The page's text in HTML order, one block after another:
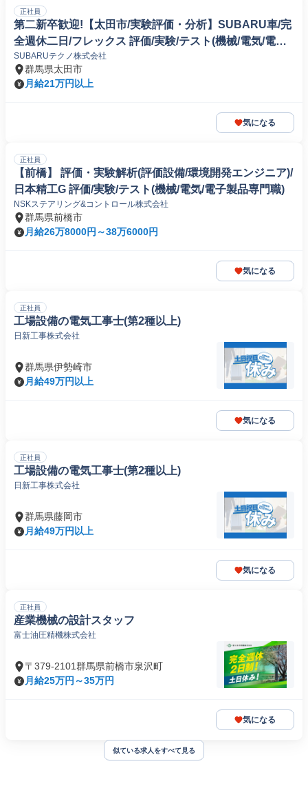
正社員
第二新卒歓迎!【太田市/実験評価・分析】SUBARU車/完
全週休二日/フレックス 評価/実験/テスト(機械/電気/電子
製品専門職)
SUBARUテクノ株式会社
群馬県太田市
月給21万円以上
気になる
正社員
【前橋】 評価・実験解析(評価設備/環境開発エンジニア)/
日本精工G 評価/実験/テスト(機械/電気/電子製品専門職)
NSKステアリング&コントロール株式会社
群馬県前橋市
月給26万8000円～38万6000円
気になる
正社員
工場設備の電気工事士(第2種以上)
日新工事株式会社
群馬県伊勢崎市
月給49万円以上
気になる
正社員
工場設備の電気工事士(第2種以上)
日新工事株式会社
群馬県藤岡市
月給49万円以上
気になる
正社員
産業機械の設計スタッフ
富士油圧精機株式会社
〒379-2101群馬県前橋市泉沢町
月給25万円～35万円
気になる
似ている求人をすべて見る